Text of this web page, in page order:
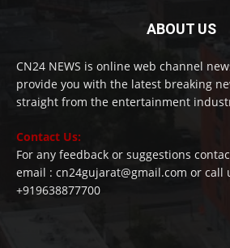
ABOUT US
CN24 NEWS is online web channel
provide you with the latest breaking
straight from the entertainment
Contact Us:
For any feedback or suggestions
email : cn24gujarat@gmail.com or call
+919638877700